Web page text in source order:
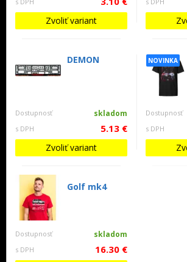
Zvoliť variant
DEMON
Dostupnosť skladom
s DPH 5.13 €
Zvoliť variant
NOVINKA
Dostupnosť
s DPH
Golf mk4
Dostupnosť skladom
s DPH 16.30 €